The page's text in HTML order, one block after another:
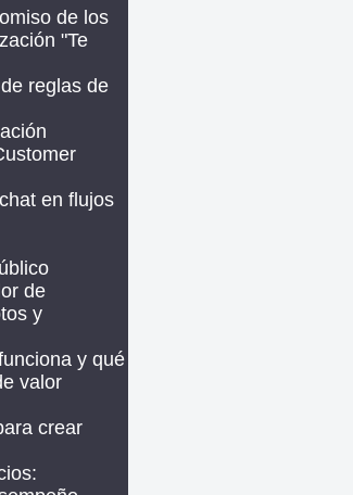
de los
"Te
reglas de
en flujos
de
y
y qué
valor
crear